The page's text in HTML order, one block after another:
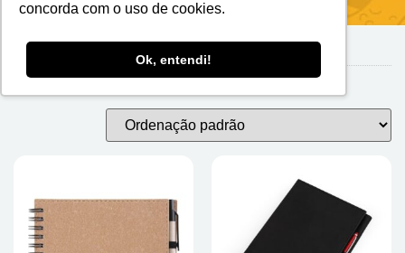
concorda com o uso de cookies.
Ok, entendi!